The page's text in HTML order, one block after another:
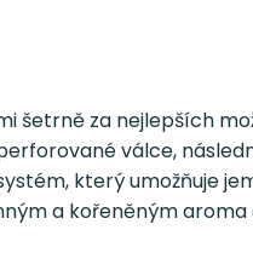
šetrně za nejlepších
válce,
který umožňuje
a kořeněným